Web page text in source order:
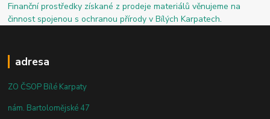
Finanční prostředky získané z prodeje materiálů věnujeme na
činnost spojenou s ochranou přírody v Bílých Karpatech.
adresa
ZO ČSOP Bílé Karpaty
nám. Bartolomějské 47